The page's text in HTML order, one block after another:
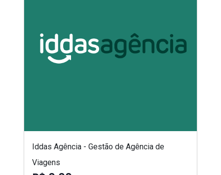
Iddas Agência - Gestão de Agência de
Viagens